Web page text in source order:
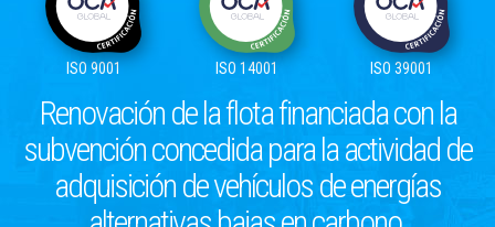
ISO 9001 ISO 14001 ISO 39001
Renovación de la flota financiada con la
subvención concedida para la actividad de
adquisición de vehículos de energías